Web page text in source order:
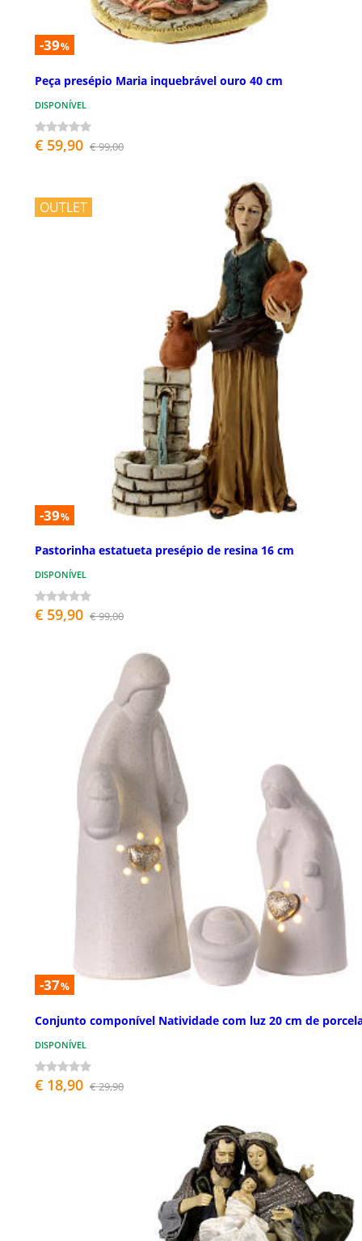
-39%
Peça presépio Maria inquebrável ouro 40 cm
DISPONÍVEL
€ 59,90 € 99,00
OUTLET
-39%
Pastorinha estatueta presépio de resina 16 cm
DISPONÍVEL
€ 59,90 € 99,00
-37%
Conjunto componível Natividade com luz 20 cm de
DISPONÍVEL
€ 18,90 € 29,90